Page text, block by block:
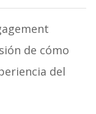
de cómo
del